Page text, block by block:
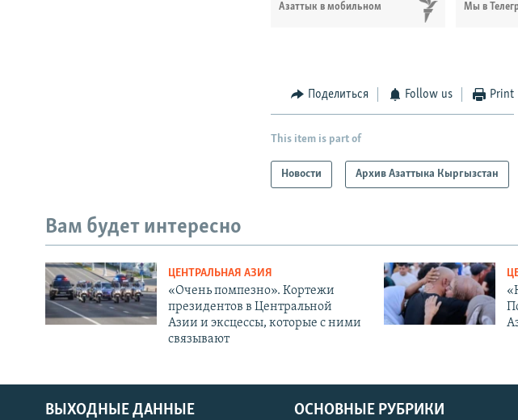
Азаттык в мобильном Мы в
Поделиться Follow us Print
This item is part of
Новости Архив Азаттыка Кыргызстан
Вам будет интересно
ЦЕНТРАЛЬНАЯ АЗИЯ
«Очень помпезно». Кортежи
президентов в Центральной
Азии и эксцессы, которые с ними
связывают
ВЫХОДНЫЕ ДАННЫЕ ОСНОВНЫЕ РУБРИКИ